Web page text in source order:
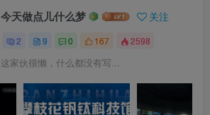
今天做点儿什么梦 关注
2 9 0 167 2598
这家伙很懒，什么都没有写...